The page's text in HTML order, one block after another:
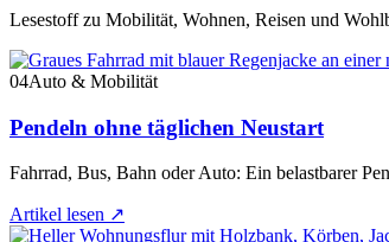
Lesestoff zu Mobilität, Wohnen, Reisen und
04Auto & Mobilität
Pendeln ohne täglichen Neustart
Fahrrad, Bus, Bahn oder Auto: Ein belastbarer
Artikel lesen ↗